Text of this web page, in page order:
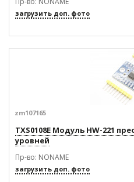
загрузить доп. фото
zm107165
TXS0108E Модуль HW-221
уровней
Пр-во: NONAME
загрузить доп. фото